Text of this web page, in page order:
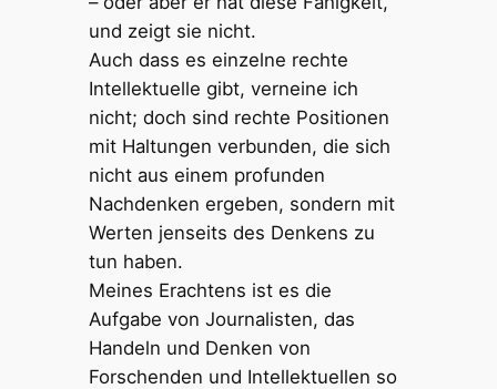
und zeigt sie nicht.
Auch dass es einzelne rechte
Intellektuelle gibt, verneine ich
nicht; doch sind rechte Positionen
mit Haltungen verbunden, die sich
nicht aus einem profunden
Nachdenken ergeben, sondern mit
Werten jenseits des Denkens zu
tun haben.
Meines Erachtens ist es die
Aufgabe von Journalisten, das
Handeln und Denken von
Forschenden und Intellektuellen so